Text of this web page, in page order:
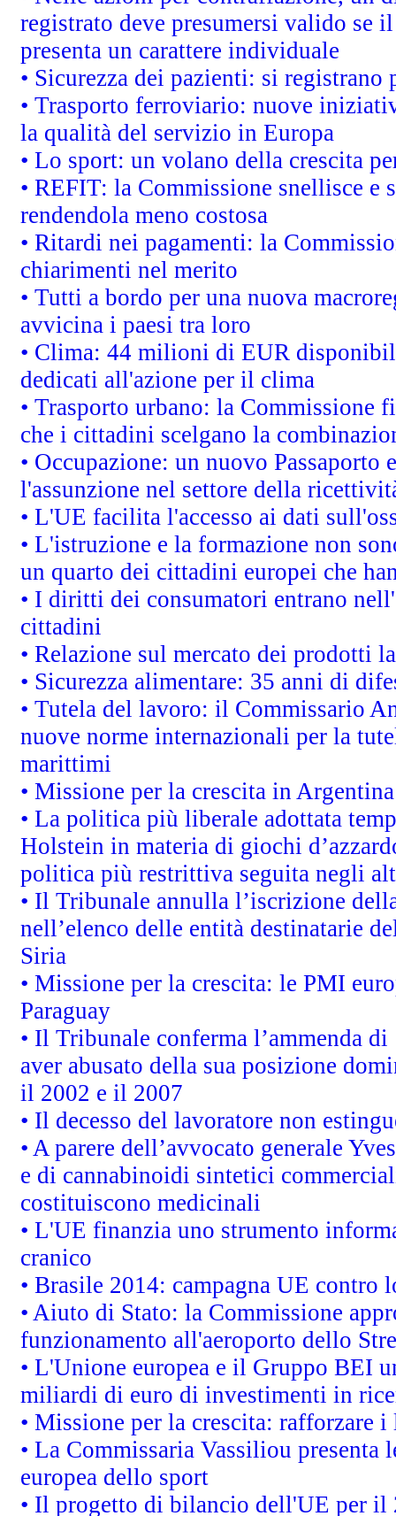
registrato deve presumersi valido se
presenta un carattere individuale
• Sicurezza dei pazienti: si
• Trasporto ferroviario: nuove
la qualità del servizio in Europa
• Lo sport: un volano della crescita
• REFIT: la Commissione snellisce
rendendola meno costosa
• Ritardi nei pagamenti: la
chiarimenti nel merito
• Tutti a bordo per una nuova
avvicina i paesi tra loro
• Clima: 44 milioni di EUR
dedicati all'azione per il clima
• Trasporto urbano: la Commissione
che i cittadini scelgano la
• Occupazione: un nuovo Passaporto
l'assunzione nel settore della
• L'UE facilita l'accesso ai dati
• L'istruzione e la formazione non
un quarto dei cittadini europei che
• I diritti dei consumatori entrano
cittadini
• Relazione sul mercato dei prodotti
• Sicurezza alimentare: 35 anni di
• Tutela del lavoro: il Commissario
nuove norme internazionali per la
marittimi
• Missione per la crescita in
• La politica più liberale adottata
Holstein in materia di giochi
politica più restrittiva seguita negli
• Il Tribunale annulla l’iscrizione
nell’elenco delle entità destinatarie
Siria
• Missione per la crescita: le PMI
Paraguay
• Il Tribunale conferma l’ammenda
aver abusato della sua posizione
il 2002 e il 2007
• Il decesso del lavoratore non
• A parere dell’avvocato generale
e di cannabinoidi sintetici
costituiscono medicinali
• L'UE finanzia uno strumento
cranico
• Brasile 2014: campagna UE contro
• Aiuto di Stato: la Commissione
funzionamento all'aeroporto dello
• L'Unione europea e il Gruppo BEI
miliardi di euro di investimenti in
• Missione per la crescita: rafforzare
• La Commissaria Vassiliou
europea dello sport
• Il progetto di bilancio dell'UE per il